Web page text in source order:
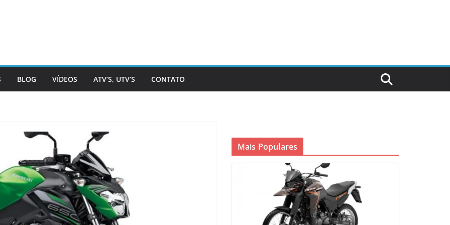
BLOG VÍDEOS ATV’S, UTV’S CONTATO
Mais Populares